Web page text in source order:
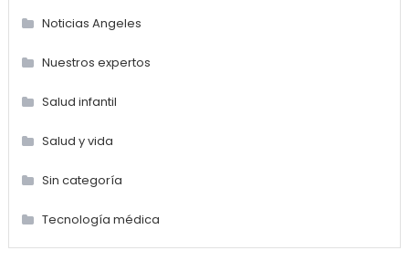
Noticias Angeles
Nuestros expertos
Salud infantil
Salud y vida
Sin categoría
Tecnología médica